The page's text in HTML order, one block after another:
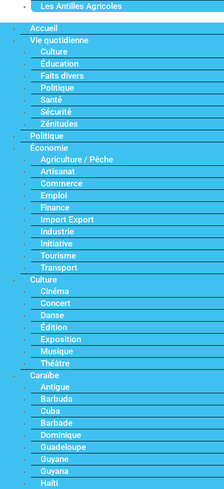
Les Antilles Agricoles
Accueil
Vie quotidienne
Culture
Éducation
Faits divers
Politique
Santé
Sécurité
Zénitudes
Politique
Économie
Agriculture / Pêche
Artisanat
Commerce
Emploi
Finance
Import Export
Industrie
Initiative
Tourisme
Transport
Culture
Cinéma
Concert
Danse
Édition
Exposition
Musique
Théâtre
Caraïbe
Antigue
Barbuda
Cuba
Barbade
Dominique
Guadeloupe
Guyane
Guyana
Haïti